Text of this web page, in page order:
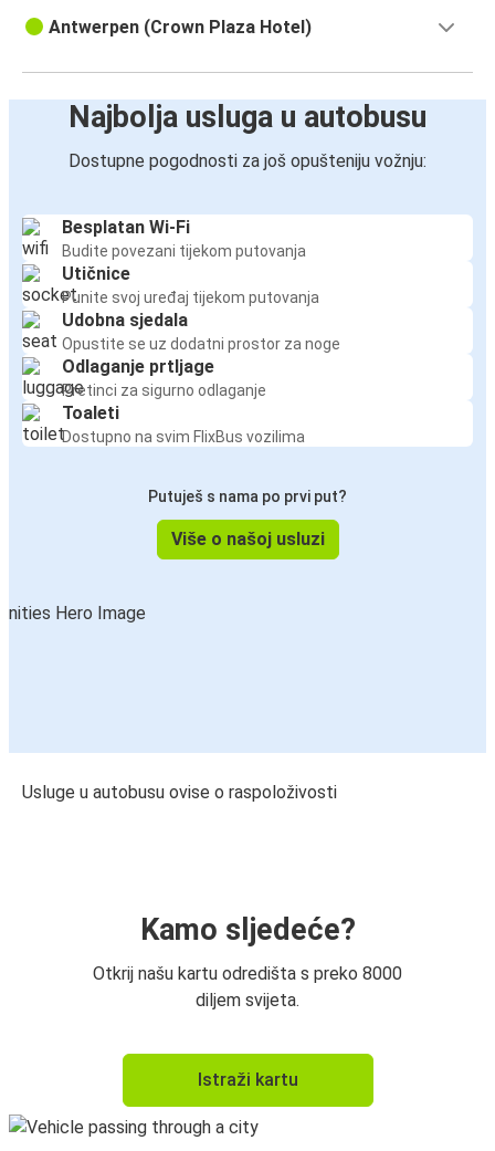
Antwerpen (Crown Plaza Hotel)
Najbolja usluga u autobusu
Dostupne pogodnosti za još opušteniju vožnju:
Besplatan Wi-Fi
Budite povezani tijekom putovanja
Utičnice
Punite svoj uređaj tijekom putovanja
Udobna sjedala
Opustite se uz dodatni prostor za noge
Odlaganje prtljage
Pretinci za sigurno odlaganje
Toaleti
Dostupno na svim FlixBus vozilima
Putuješ s nama po prvi put?
Više o našoj usluzi
Usluge u autobusu ovise o raspoloživosti
Kamo sljedeće?
Otkrij našu kartu odredišta s preko 8000
diljem svijeta.
Istraži kartu